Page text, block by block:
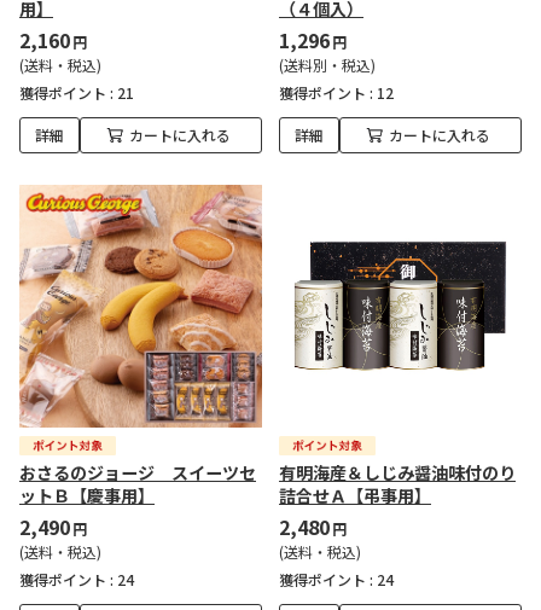
用】
2,160円
(送料・税込)
獲得ポイント : 21
詳細 カートに入れる
（４個入）
1,296円
(送料別・税込)
獲得ポイント : 12
詳細 カートに入れる
おさるのジョージ スイーツセ
ットＢ【慶事用】
2,490円
(送料・税込)
獲得ポイント : 24
有明海産＆しじみ醤油味付のり
詰合せＡ【弔事用】
2,480円
(送料・税込)
獲得ポイント : 24